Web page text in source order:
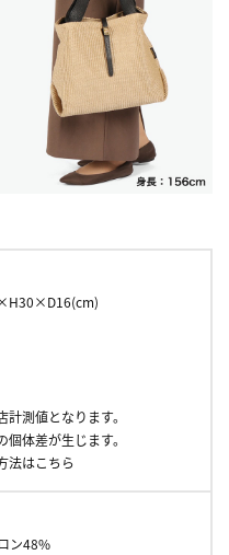
測値となります。
体差が生じます。
法はこちら
ン48%